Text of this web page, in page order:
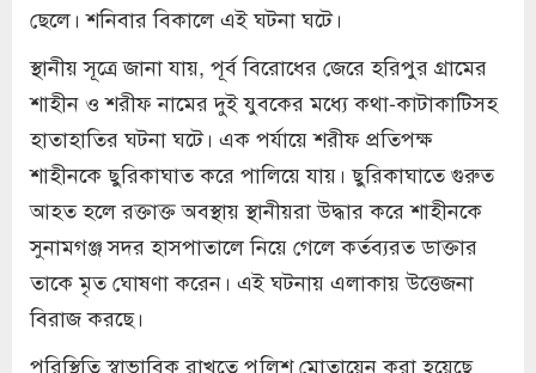
ছেলে। শনিবার বিকালে এই ঘটনা ঘটে।
স্থানীয় সূত্রে জানা যায়, পূর্ব বিরোধের জেরে হরিপুর গ্রামের
শাহীন ও শরীফ নামের দুই যুবকের মধ্যে কথা-কাটাকাটিসহ
হাতাহাতির ঘটনা ঘটে। এক পর্যায়ে শরীফ প্রতিপক্ষ
শাহীনকে ছুরিকাঘাত করে পালিয়ে যায়। ছুরিকাঘাতে গুরুত
আহত হলে রক্তাক্ত অবস্থায় স্থানীয়রা উদ্ধার করে শাহীনকে
সুনামগঞ্জ সদর হাসপাতালে নিয়ে গেলে কর্তব্যরত ডাক্তার
তাকে মৃত ঘোষণা করেন। এই ঘটনায় এলাকায় উত্তেজনা
বিরাজ করছে।
পরিস্থিতি স্বাভাবিক রাখতে পুলিশ মোতায়েন করা হয়েছে